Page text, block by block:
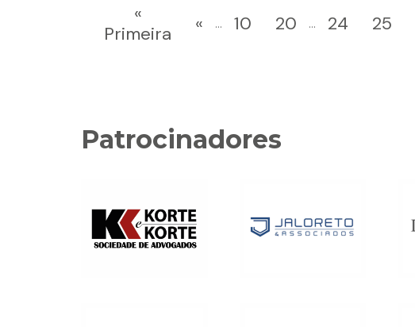
«
Primeira
« ... 10 20 ... 24 25
Patrocinadores